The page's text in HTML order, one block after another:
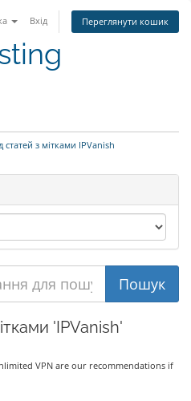
Вхід Переглянути кошик
статей з мітками IPVanish
'IPVanish'
VPN are our recommendations if